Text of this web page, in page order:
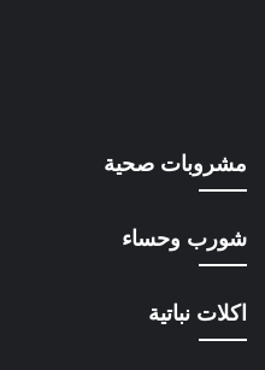
مشروبات صحية
شورب وحساء
اكلات نباتية